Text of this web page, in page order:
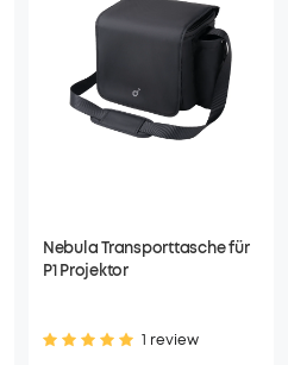
Nebula Transporttasche für
P1 Projektor
1 review